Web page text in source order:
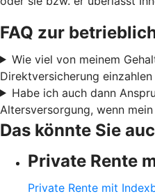
FAQ zur
Wie viel von meinem
Direktversicherung einzahlen
Habe ich auch dann
Altersversorgung, wenn
Das könnte Sie
Private Rente
Private Rente mit